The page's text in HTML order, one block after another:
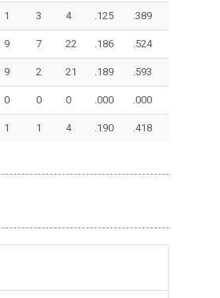
1 3 4 .125 .389
9 7 22 .186 .524
9 2 21 .189 .593
0 0 0 .000 .000
1 1 4 .190 .418